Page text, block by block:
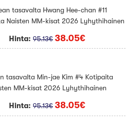
tasavalta Hwang Hee-chan #11
Naisten MM-kisat 2026 Lyhythihainen
Hinta:95.13€ 38.05€
tasavalta Min-jae Kim #4 Kotipaita
MM-kisat 2026 Lyhythihainen
Hinta:95.13€ 38.05€